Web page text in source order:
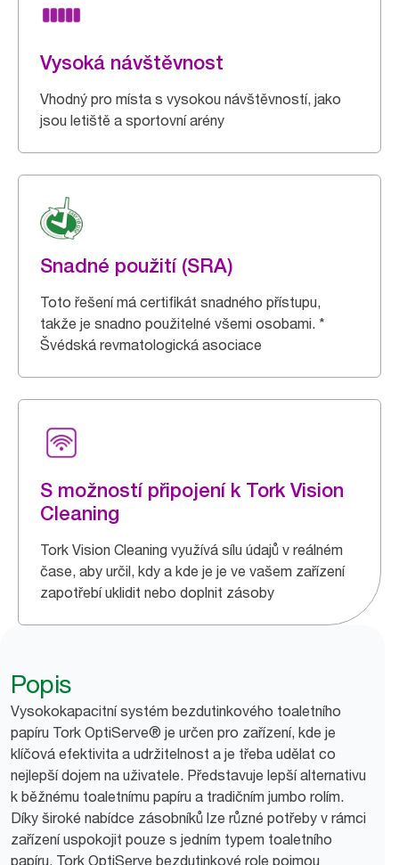
Vysoká návštěvnost
Vhodný pro místa s vysokou návštěvností, jako
jsou letiště a sportovní arény
Snadné použití (SRA)
Toto řešení má certifikát snadného přístupu,
takže je snadno použitelné všemi osobami. *
Švédská revmatologická asociace
S možností připojení k Tork Vision
Cleaning
Tork Vision Cleaning využívá sílu údajů v reálném
čase, aby určil, kdy a kde je je ve vašem zařízení
zapotřebí uklidit nebo doplnit zásoby
Popis
Vysokokapacitní systém bezdutinkového toaletního
papíru Tork OptiServe® je určen pro zařízení, kde je
klíčová efektivita a udržitelnost a je třeba udělat co
nejlepší dojem na uživatele. Představuje lepší alternativu
k běžnému toaletnímu papíru a tradičním jumbo rolím.
Díky široké nabídce zásobníků lze různé potřeby v rámci
zařízení uspokojit pouze s jedním typem toaletního
papíru. Tork OptiServe bezdutinkové role pojmou